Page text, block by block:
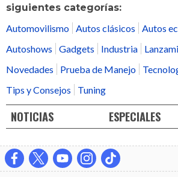
siguientes categorías:
Automovilismo
Autos clásicos
Autos
Autoshows
Gadgets Industria
Novedades
Prueba de Manejo
Tips y Consejos
Tuning
NOTICIAS ESPECIALES